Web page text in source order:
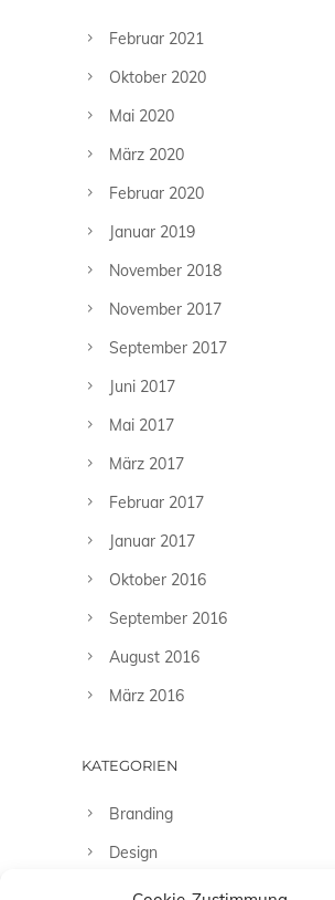
Februar 2021
Oktober 2020
Mai 2020
März 2020
Februar 2020
Januar 2019
November 2018
November 2017
September 2017
Juni 2017
Mai 2017
März 2017
Februar 2017
Januar 2017
Oktober 2016
September 2016
August 2016
März 2016
KATEGORIEN
Branding
Design
Fashion